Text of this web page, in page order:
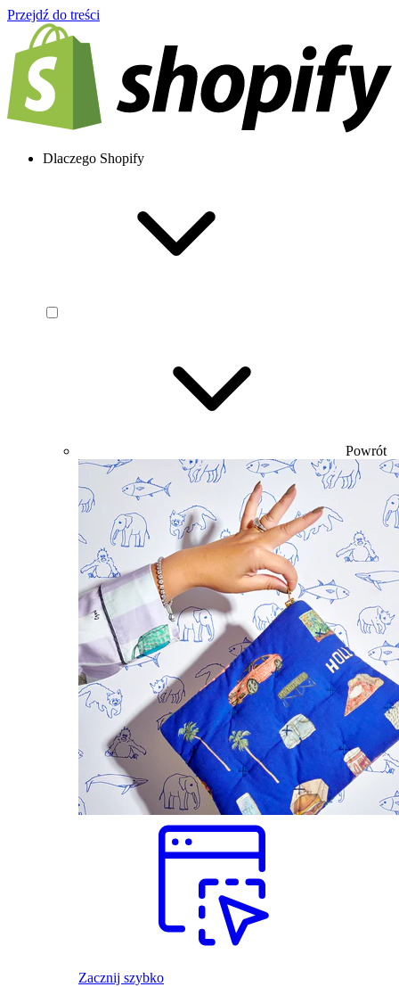
Przejdź do treści
Dlaczego Shopify
Powrót
Zacznij szybko